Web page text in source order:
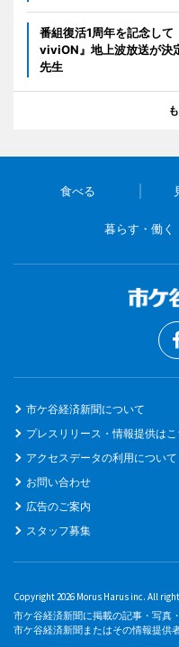
番組復活1周年を記念し
viviON』地上波放送が決
先生
食べる
暮らす・働く
市ケ谷経済新聞について
プレスリリース・情報提供はこ
アクセスデータの利用について
お問い合わせ
広告のご案内
スタッフ募集
Copyright 2026 Morus Harus inc. All
市ケ谷経済新聞に掲載の記事・写真
市ケ谷経済新聞またはその情報提供